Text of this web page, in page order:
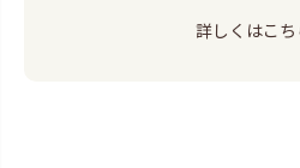
詳しくはこち